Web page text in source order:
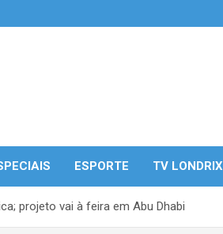
ESPORTE TV LONDRIX
projeto vai à feira em Abu Dhabi